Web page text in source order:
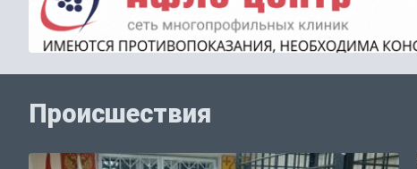
Происшествия